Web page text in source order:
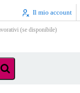
Il mio account
(se disponibile)